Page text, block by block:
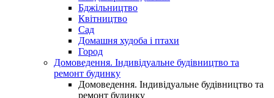
Бджільництво
Квітництво
Сад
Домашня худоба і птахи
Город
Домоведення. Індивідуальне будівництво та
ремонт будинку
Домоведення. Індивідуальне будівництво та
ремонт будинку